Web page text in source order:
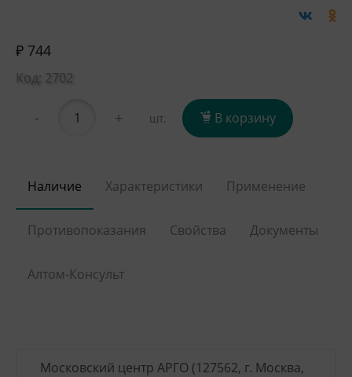
₽ 744
Код: 2702
- + шт. В корзину
Наличие Характеристики Применение
Противопоказания Свойства Документы
Алтом-Консульт
Московский центр АРГО (127562, г. Москва,